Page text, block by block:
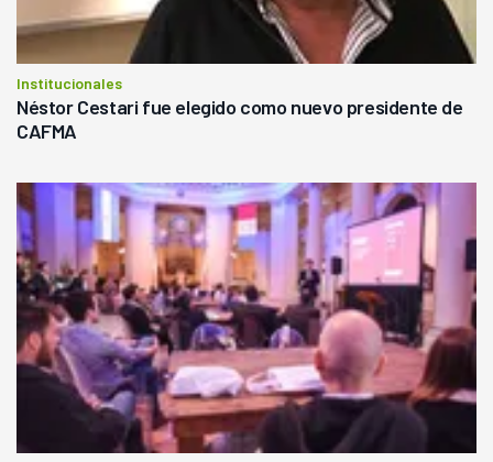
Institucionales
Néstor Cestari fue elegido como nuevo presidente de
CAFMA